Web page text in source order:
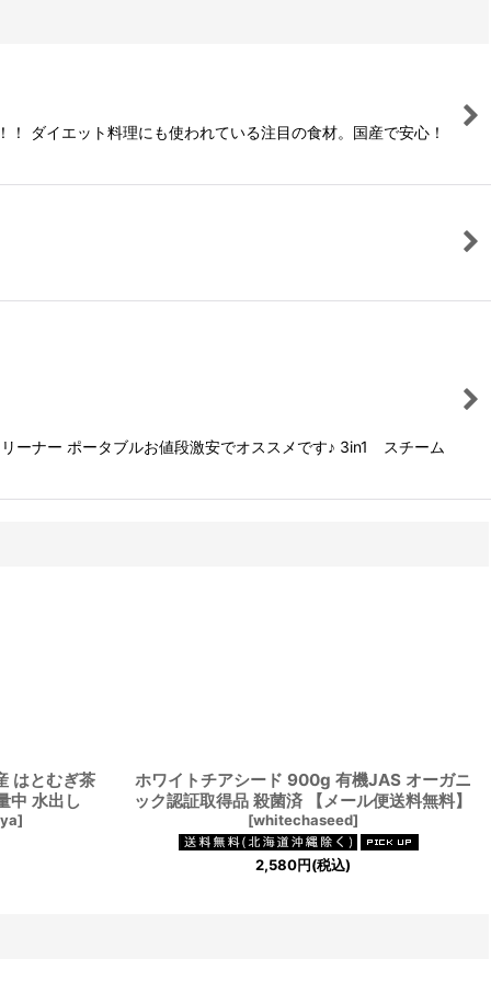
ダイエット料理にも使われている注目の食材。国産で安心！
ーナー ポータブルお値段激安でオススメです♪ 3in1 スチーム
はとむぎ茶
中 水出し
]
ホワイトチアシード 900g 有機JAS オーガニ
ック認証取得品 殺菌済 【メール便送料無料】
[whitechaseed]
2,580円(税込)